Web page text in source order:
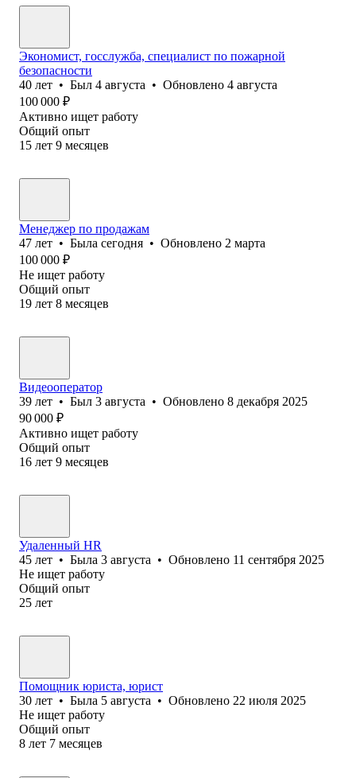
Экономист, госслужба, специалист по пожарной
безопасности
40 лет • Был 4 августа • Обновлено 4 августа
100 000 ₽
Активно ищет работу
Общий опыт
15 лет 9 месяцев
Менеджер по продажам
47 лет • Была сегодня • Обновлено 2 марта
100 000 ₽
Не ищет работу
Общий опыт
19 лет 8 месяцев
Видеооператор
39 лет • Был 3 августа • Обновлено 8 декабря 2025
90 000 ₽
Активно ищет работу
Общий опыт
16 лет 9 месяцев
Удаленный HR
45 лет • Была 3 августа • Обновлено 11 сентября 2025
Не ищет работу
Общий опыт
25 лет
Помощник юриста, юрист
30 лет • Была 5 августа • Обновлено 22 июля 2025
Не ищет работу
Общий опыт
8 лет 7 месяцев